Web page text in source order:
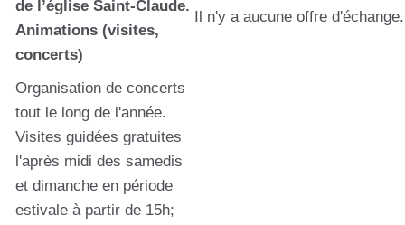
de l’église Saint-Claude.
Animations (visites,
concerts)
Organisation de concerts
tout le long de l'année.
Visites guidées gratuites
l'après midi des samedis
et dimanche en période
estivale à partir de 15h;
Il n'y a aucune offre d'échange.